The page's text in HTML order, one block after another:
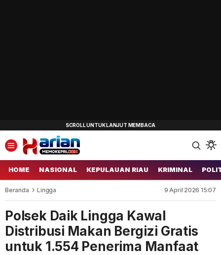
HOME NASIONAL KEPULAUAN RIAU KRIMINAL
Beranda Lingga 9 April 2026 15:07
Polsek Daik Lingga Kawal
Distribusi Makan Bergizi Gratis
untuk 1.554 Penerima Manfaat